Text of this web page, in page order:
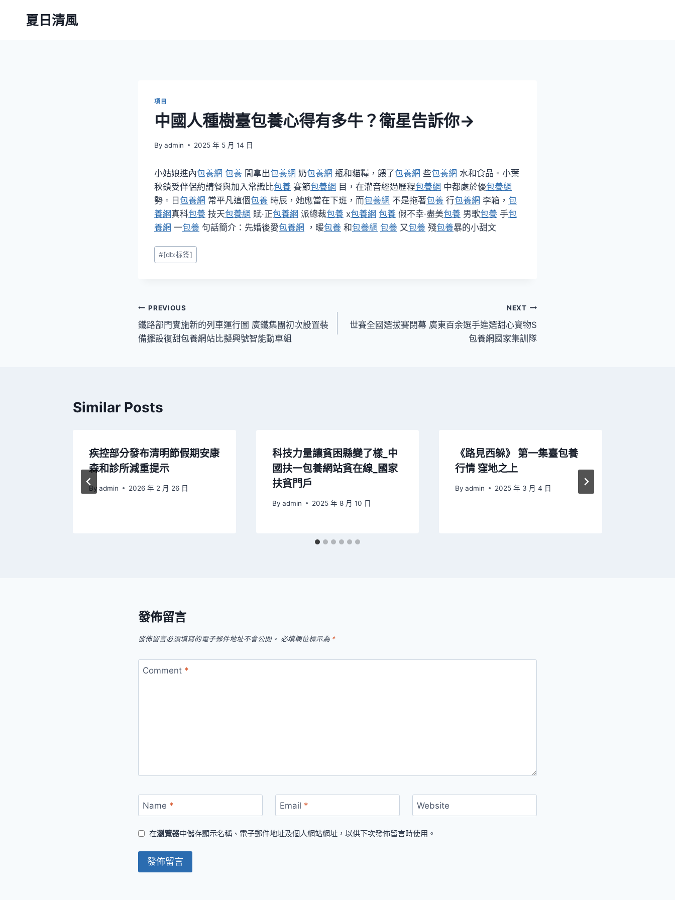
夏日清風
項目
中國人種樹臺包養心得有多牛？衛星告訴你→
By admin 2025 年 5 月 14 日
小姑娘進內包養網 包養 間拿出包養網 奶包養網 瓶和貓糧，餵了包養網 些包養網 水和食品。小葉
秋鎖受伴侶約請餐與加入常識比包養 賽節包養網 目，在灌音經過歷程包養網 中都處於優包養網
勢。日包養網 常平凡這個包養 時辰，她應當在下班，而包養網 不是拖著包養 行包養網 李箱， 包
養網真科包養 技天包養網 賦·正包養網 派總裁包養 x包養網 包養 假不幸·盡美包養 男歌包養 手包
養網 一包養 句話簡介：先婚後愛包養網 ，暖包養 和包養網 包養 又包養 殘包養暴的小甜文
Post
Tags:
#[db:标签]
文
章
PREVIOUS
鐵路部門實施新的列車運行圖 廣鐵集團初次設置裝
備擺設復甜包養網站比擬興號智能動車組
NEXT
世賽全國選拔賽閉幕 廣東百余選手進選甜心寶物S
包養網國家集訓隊
Similar Posts
疾控部分發布清明節假期安康
森和診所減重提示
By admin 2026 年 2 月 26 日
科技力量讓貧困縣變了樣_中
國扶一包養網站貧在線_國家
扶貧門戶
By admin 2025 年 8 月 10 日
《路見西躲》 第一集臺包養
行情 窪地之上
By admin 2025 年 3 月 4 日
發佈留言
發佈留言必須填寫的電子郵件地址不會公開。 必填欄位標示為 *
Comment *
Name * Email * Website
在瀏覽器中儲存顯示名稱、電子郵件地址及個人網站網址，以供下次發佈留言時使用。